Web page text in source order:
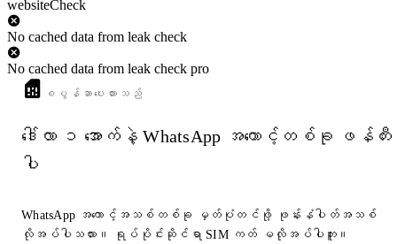
websiteCheck
No cached data from leak check
No cached data from leak check pro
စပွန်ဆာပေးထားသည်
ဒေါ်လာ ၁ အောက်နဲ့ WhatsApp အကောင့်တစ်ခု ဖန်တီး
ပါ
WhatsApp အကောင့်အသစ်တစ်ခု မှတ်ပုံတင်ဖို့ ဖုန်းနံပါတ်အသစ်
လိုအပ်ပါသလား။ ရုပ်ပိုင်းဆိုင်ရာ SIM ကတ် မလိုအပ်ပါဘူး။